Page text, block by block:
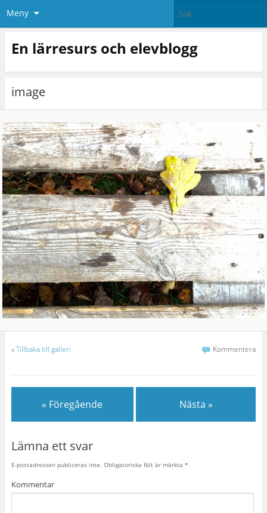
Meny
En lärresurs och elevblogg
image
«Tillbaka till galleri Kommentera
« Föregående Nästa »
Lämna ett svar
E-postadressen publiceras inte. Obligatoriska fält är märkta *
Kommentar